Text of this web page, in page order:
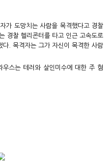
가 도망치는 사람을 목격했다고 경찰
경찰 헬리콘터를 타고 인근 고속도로
. 목격자는 그가 자신이 목격한 사람
스는 테러와 살인미수에 대한 주 혐